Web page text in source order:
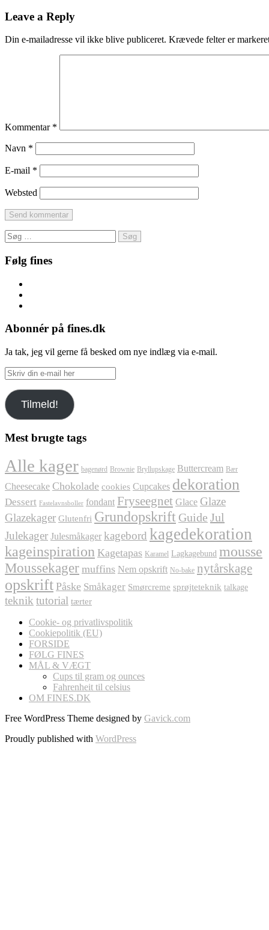
Leave a Reply
Din e-mailadresse vil ikke blive publiceret. Krævede felter er
Kommentar *
Navn *
E-mail *
Websted
Søg
efter:
Følg fines
Abonnér på fines.dk
Ja tak, jeg vil gerne få besked om nye indlæg via e-mail.
Skriv
din
e-
mail
her
Tilmeld!
Mest brugte tags
Alle kager bagenørd Brownie Bryllupskage Buttercream Bær
Cheesecake Chokolade cookies Cupcakes dekoration
Dessert Fastelavnsboller fondant Fryseegnet Glace Glaze
Glazekager Glutenfri Grundopskrift Guide Jul
Julekager Julesmåkager kagebord kagedekoration
kageinspiration Kagetapas Karamel Lagkagebund mousse
Moussekager muffins Nem opskrift No-bake nytårskage
opskrift Påske Småkager Smørcreme sprøjteteknik talkage
teknik tutorial tærter
Cookie- og privatlivspolitik
Cookiepolitik (EU)
FORSIDE
FØLG FINES
MÅL & VÆGT
Cups til gram og ounces
Fahrenheit til celsius
OM FINES.DK
Free WordPress Theme designed by Gavick.com
Proudly published with WordPress